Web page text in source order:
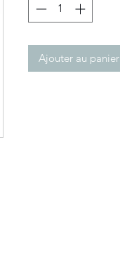
Ajouter au panier